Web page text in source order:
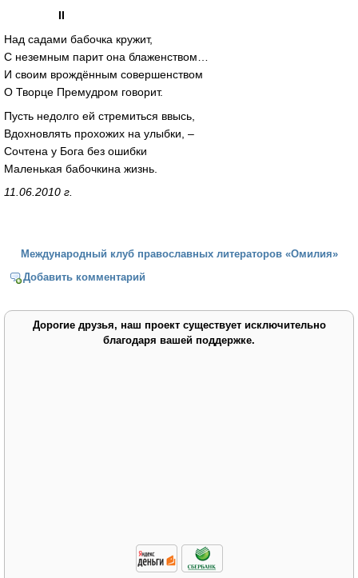
II
Над садами бабочка кружит,
С неземным парит она блаженством…
И своим врождённым совершенством
О Творце Премудром говорит.
Пусть недолго ей стремиться ввысь,
Вдохновлять прохожих на улыбки, –
Сочтена у Бога без ошибки
Маленькая бабочкина жизнь.
11.06.2010 г.
Международный клуб православных литераторов «Омилия»
Добавить комментарий
Дорогие друзья, наш проект существует исключительно
благодаря вашей поддержке.